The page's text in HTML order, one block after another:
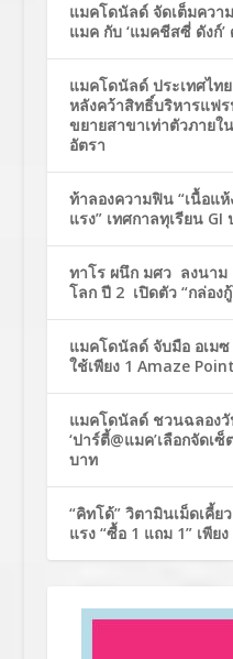
แมคโดนัลด์ จัดเต็มควา
แมค กับ ‘แมคชีสซี่ ดังก์
แมคโดนัลด์ ประเทศไท
หลังคว้าสิทธิ์บริหารแฟ
ขยายสาขาเท่าตัวภายใ
อัตรา
ท้าลองความฟิน “เนื้อแ
แรง” เทศกาลทุเรียน
ทาโร ผนึก มศว ลงนาม
โลก ปี 2 เปิดตัว “กล่อง
แมคโดนัลด์ จับมือ อเม
ใช้เพียง 1 Amaze
แมคโดนัลด์ ชวนฉลองวั
‘ปาร์ตี้@แมค’เลือกจัดเ
บาท
“คิทโด้” วิตามินเม็ดเคี้ย
แรง “ซื้อ 1 แถม 1” เพีย